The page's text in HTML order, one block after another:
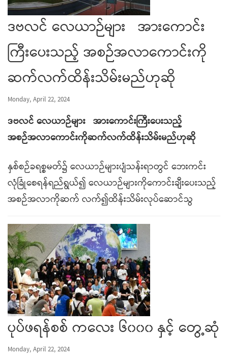
ဒဗလင် လေယာဉ်များ အားကောင်း
ကြီးပေးသည့် အစဉ်အလာကောင်းကို
ဆက်လက်ထိန်းသိမ်းမည်ဟုဆို
Monday, April 22, 2024
ဒဗလင် လေယာဉ်များ အားကောင်းကြီးပေးသည့်
အစဉ်အလာကောင်းကိုဆက်လက်ထိန်းသိမ်းမည်ဟုဆို
နှစ်စဉ်ခရစ္စမတ်၌ လေယာဉ်များပျံသန်းရာတွင် ဘေးကင်း
လုံခြုံစေရန်ရည်ရွယ်၍ ‌လေယာဉ်များကိုကောင်းချီးပေးသည့်
အစဉ်အလာကိုဆက် လက်၍ထိန်းသိမ်းလုပ်ဆောင်သွ
ပုပ်ဖရန်စစ် ကလေး ၆၀၀၀ နှင့် တွေ့ဆုံ
Monday, April 22, 2024